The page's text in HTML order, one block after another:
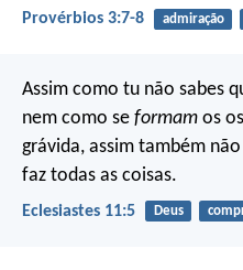
Provérbios 3:7-8 admiração
Assim como tu não sabes
nem como se formam os
grávida, assim também
faz todas as coisas.
Eclesiastes 11:5 Deus